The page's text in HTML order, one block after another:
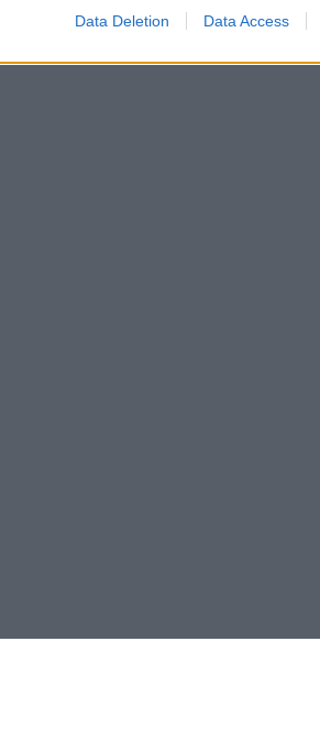
Data Deletion Data Access